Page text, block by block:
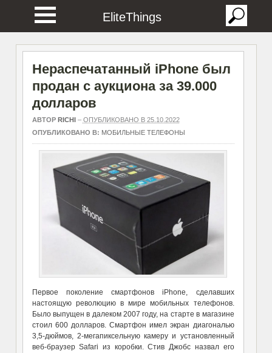
EliteThings
Нераспечатанный iPhone был
продан с аукциона за 39.000
долларов
АВТОР RICHI– ОПУБЛИКОВАНО В 25.10.2022
ОПУБЛИКОВАНО В: МОБИЛЬНЫЕ ТЕЛЕФОНЫ
Первое поколение смартфонов iPhone, сделавших
настоящую революцию в мире мобильных телефонов.
Было выпущен в далеком 2007 году, на старте в магазине
стоил 600 долларов. Смартфон имел экран диагональю
3,5-дюймов, 2-мегапиксельную камеру и установленный
веб-браузер Safari из коробки. Стив Джобс назвал его